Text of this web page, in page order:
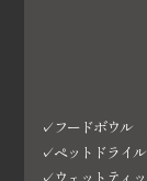
✓フードボウル
✓ペットドライ